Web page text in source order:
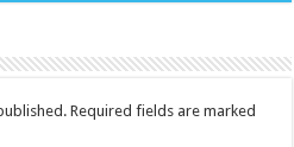
Required fields are marked